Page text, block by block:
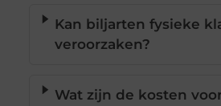
Kan biljarten fysieke
veroorzaken?
Wat zijn de kosten